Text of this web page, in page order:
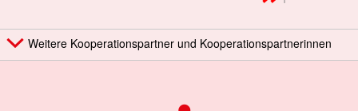
Weitere Kooperationspartner und Kooperationspartnerinnen